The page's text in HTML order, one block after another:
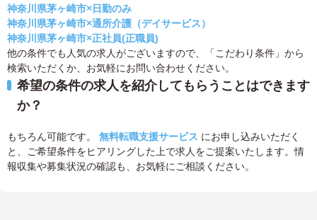
神奈川県茅ヶ崎市×日勤のみ
神奈川県茅ヶ崎市×通所介護（デイサービス）
神奈川県茅ヶ崎市×正社員(正職員)
他の条件でも人気の求人がございますので、「こだわり条件」から
検索いただくか、お気軽にお問い合わせください。
希望の条件の求人を紹介してもらうことはできます
か？
もちろん可能です。 無料転職支援サービス にお申し込みいただく
と、ご希望条件をヒアリングした上で求人をご提案いたします。情
報収集や募集状況の確認も、お気軽にご相談ください。